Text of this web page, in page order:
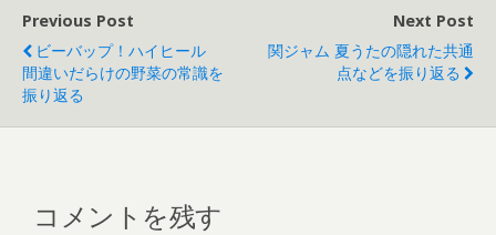
で
開
き
ま
す
)
Previous Post
ビーバップ！ハイヒール
間違いだらけの野菜の常識を
振り返る
Next Post
関ジャム 夏うたの隠れた共通
点などを振り返る
コメントを残す